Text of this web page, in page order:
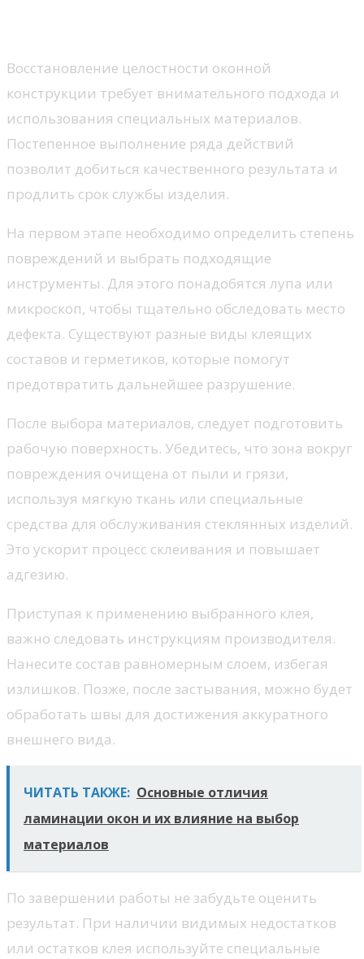
Восстановление целостности оконной
конструкции требует внимательного подхода и
использования специальных материалов.
Постепенное выполнение ряда действий
позволит добиться качественного результата и
продлить срок службы изделия.
На первом этапе необходимо определить степень
повреждений и выбрать подходящие
инструменты. Для этого понадобятся лупа или
микроскоп, чтобы тщательно обследовать место
дефекта. Существуют разные виды клеящих
составов и герметиков, которые помогут
предотвратить дальнейшее разрушение.
После выбора материалов, следует подготовить
рабочую поверхность. Убедитесь, что зона вокруг
повреждения очищена от пыли и грязи,
используя мягкую ткань или специальные
средства для обслуживания стеклянных изделий.
Это ускорит процесс склеивания и повышает
адгезию.
Приступая к применению выбранного клея,
важно следовать инструкциям производителя.
Нанесите состав равномерным слоем, избегая
излишков. Позже, после застывания, можно будет
обработать швы для достижения аккуратного
внешнего вида.
ЧИТАТЬ ТАКЖЕ: Основные отличия
ламинации окон и их влияние на выбор
материалов
По завершении работы не забудьте оценить
результат. При наличии видимых недостатков
или остатков клея используйте специальные